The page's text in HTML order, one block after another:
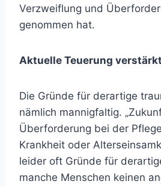
Verzweiflung und
genommen hat.
Aktuelle Teuerung
Die Gründe für derartige
nämlich mannigfaltig.
Überforderung bei der
Krankheit oder
leider oft Gründe für
manche Menschen keinen